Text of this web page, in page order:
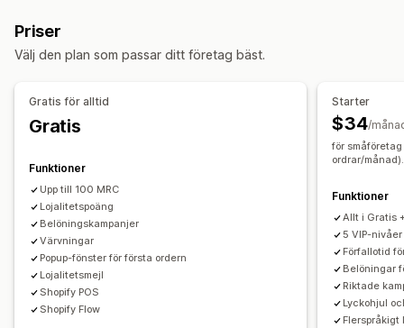
Belöningar som du kan erbjuda
Belöningar i kassan
Tidig åtkomst
Medlemsförmåner
Banners
Anpassade popup-fönster
Priser
Välj den plan som passar ditt företag bäst.
Gratis för alltid
Gratis
Funktioner
Upp till 100 MRC
Lojalitetspoäng
Belöningskampanjer
Värvningar
Popup-fönster för första ordern
Lojalitetsmejl
Shopify POS
Shopify Flow
Starter
$34/
för
ordrar/månad).
Funktioner
Allt i Gratis
5 VIP-nivåer
Förfallotid
Belöningar
Riktade
Lyckohjul